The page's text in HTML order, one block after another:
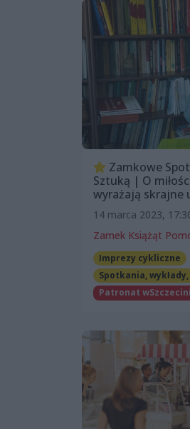
Zamkowe
Sztuką | O
wyrażają skrajne
14 marca 2023,
Zamek Książąt
Imprezy cykliczne
Spotkania,
Patronat